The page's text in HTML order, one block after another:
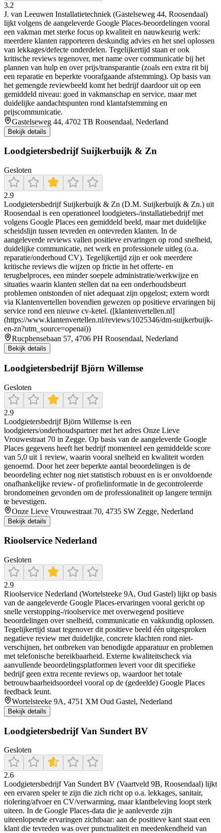
3.2
J. van Leeuwen Installatietechniek (Gastelseweg 44, Roosendaal)
lijkt volgens de aangeleverde Google Places-beoordelingen vooral
een vakman met sterke focus op kwaliteit en nauwkeurig werk:
meerdere klanten rapporteren deskundig advies en het snel oplossen
van lekkages/defecte onderdelen. Tegelijkertijd staan er ook
kritische reviews tegenover, met name over communicatie bij het
plannen van hulp en over prijs/transparantie (zoals een extra rit bij
een reparatie en beperkte voorafgaande afstemming). Op basis van
het gemengde reviewbeeld komt het bedrijf daardoor uit op een
gemiddeld niveau: goed in vakmanschap en service, maar met
duidelijke aandachtspunten rond klantafstemming en
prijscommunicatie.
Gastelseweg 44, 4702 TB Roosendaal, Nederland
Bekijk details
Loodgietersbedrijf Suijkerbuijk & Zn
Gesloten
2.9
Loodgietersbedrijf Suijkerbuijk & Zn (D.M. Suijkerbuijk & Zn.) uit
Roosendaal is een operationeel loodgieters-/installatiebedrijf met
volgens Google Places een gemiddeld beeld, maar met duidelijke
scheidslijn tussen tevreden en ontevreden klanten. In de
aangeleverde reviews vallen positieve ervaringen op rond snelheid,
duidelijke communicatie, net werk en professionele uitleg (o.a.
reparatie/onderhoud CV). Tegelijkertijd zijn er ook meerdere
kritische reviews die wijzen op frictie in het offerte- en
terugbelproces, een minder soepele administratie/werkwijze en
situaties waarin klanten stellen dat na een onderhoudsbeurt
problemen ontstonden of niet adequaat zijn opgelost; extern wordt
via Klantenvertellen bovendien gewezen op positieve ervaringen bij
service rond een nieuwe cv-ketel. ([klantenvertellen.nl]
(https://www.klantenvertellen.nl/reviews/1025346/dm-suijkerbuijk-
en-zn?utm_source=openai))
Rucphensebaan 57, 4706 PH Roosendaal, Nederland
Bekijk details
Loodgietersbedrijf Björn Willemse
Gesloten
2.9
Loodgietersbedrijf Björn Willemse is een
loodgieters/onderhoudspartner met het adres Onze Lieve
Vrouwestraat 70 in Zegge. Op basis van de aangeleverde Google
Places gegevens heeft het bedrijf momenteel een gemiddelde score
van 5,0 uit 1 review, waarin vooral snelheid en kwaliteit worden
genoemd. Door het zeer beperkte aantal beoordelingen is de
beoordeling echter nog niet statistisch robuust en is er onvoldoende
onafhankelijke review- of profielinformatie in de gecontroleerde
brondomeinen gevonden om de professionaliteit op langere termijn
te bevestigen.
Onze Lieve Vrouwestraat 70, 4735 SW Zegge, Nederland
Bekijk details
Rioolservice Nederland
Gesloten
2.9
Rioolservice Nederland (Wortelsteeke 9A, Oud Gastel) lijkt op basis
van de aangeleverde Google Places-ervaringen vooral gericht op
snelle verstopping-/rioolservice met overwegend positieve
beoordelingen over snelheid, communicatie en vakkundig oplossen.
Tegelijkertijd staat tegenover dit positieve beeld één uitgesproken
negatieve review met duidelijke, concrete klachten rond niet-
verschijnen, het ontbreken van benodigde apparatuur en problemen
met telefonische bereikbaarheid. Externe kwaliteitscheck via
aanvullende beoordelingsplatformen levert voor dit specifieke
bedrijf geen extra recente reviews op, waardoor het totale
betrouwbaarheidsoordeel vooral op de (gedeelde) Google Places
feedback leunt.
Wortelsteeke 9A, 4751 XM Oud Gastel, Nederland
Bekijk details
Loodgietersbedrijf Van Sundert BV
Gesloten
2.6
Loodgietersbedrijf Van Sundert BV (Vaartveld 9B, Roosendaal) lijkt
een ervaren speler te zijn die zich richt op o.a. lekkages, sanitair,
riolering/afvoer en CV/verwarming, maar klantbeleving loopt sterk
uiteen. In de Google Places-data die je aanleverde zijn
uiteenlopende ervaringen zichtbaar: aan de positieve kant staat een
klant die tevreden was over punctualiteit en meedenkendheid van